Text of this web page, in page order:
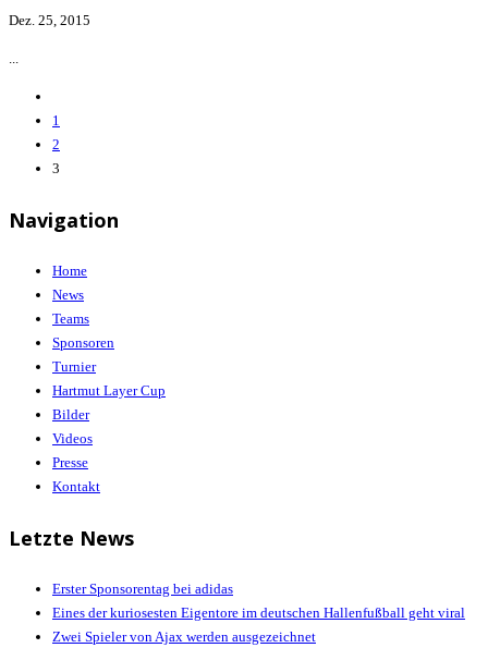
Dez. 25, 2015
...
1
2
3
Navigation
Home
News
Teams
Sponsoren
Turnier
Hartmut Layer Cup
Bilder
Videos
Presse
Kontakt
Letzte News
Erster Sponsorentag bei adidas
Eines der kuriosesten Eigentore im deutschen Hallenfußball geht viral
Zwei Spieler von Ajax werden ausgezeichnet